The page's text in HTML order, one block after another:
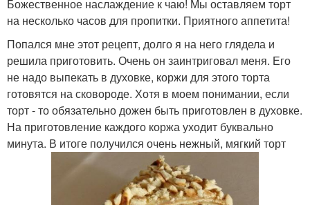
Божественное наслаждение к чаю! Мы оставляем торт
на несколько часов для пропитки. Приятного аппетита!
Попался мне этот рецепт, долго я на него глядела и
решила приготовить. Очень он заинтриговал меня. Его
не надо выпекать в духовке, коржи для этого торта
готовятся на сковороде. Хотя в моем понимании, если
торт - то обязательно дожен быть приготовлен в духовке.
На приготовление каждого коржа уходит буквально
минута. В итоге получился очень нежный, мягкий торт